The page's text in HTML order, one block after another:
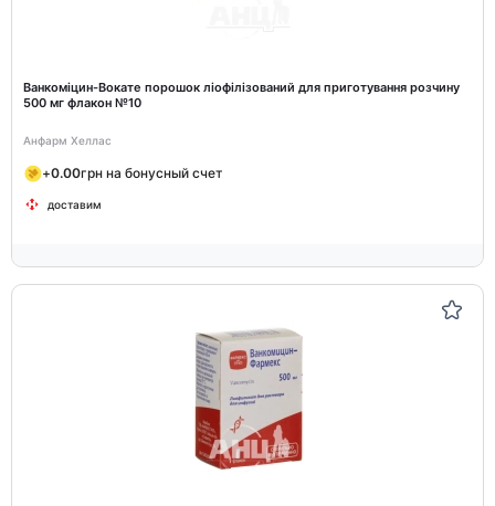
Ванкоміцин-Вокате порошок ліофілізований для приготування розчину
500 мг флакон №10
Анфарм Хеллас
+0.00грн на бонусный счет
доставим